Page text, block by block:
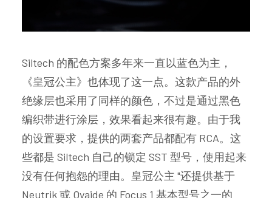
Siltech 的配色方案多年来一直以蓝色为主，
《皇冠公主》也体现了这一点。这款产品的外
绝缘层也采用了同样的颜色，不过是通过黑色
编织带进行涂层，效果看起来很有趣。由于我
的设置要求，提供的两套产品都配有 RCA。这
些都是 Siltech 自己的锁定 SST 型号，使用起来
没有任何抱怨的理由。皇冠公主 "还提供基于
Neutrik 或 Oyaide 的 Focus 1 基本型号之一的